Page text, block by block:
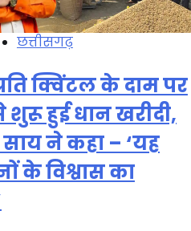
छत्तीसगढ़
क्विंटल के दाम पर
हुई धान खरीदी,
ने कहा – ‘यह
के विश्वास का